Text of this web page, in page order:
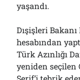
yaşandı.
Dışişleri
hesabından
Türk Azınlığı
yeniden